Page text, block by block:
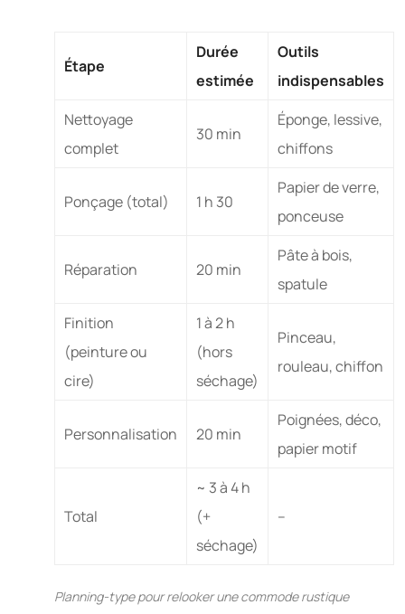
Étape
Durée
estimée
Outils
indispensables
Nettoyage
complet
30 min
Éponge, lessive,
chiffons
Ponçage (total) 1 h 30
Papier de verre,
ponceuse
Réparation 20 min
Pâte à bois,
spatule
Finition
(peinture ou
cire)
1 à 2 h
(hors
séchage)
Pinceau,
rouleau, chiffon
Personnalisation 20 min
Poignées, déco,
papier motif
Total
~ 3 à 4 h
(+
séchage)
–
Planning-type pour relooker une commode rustique